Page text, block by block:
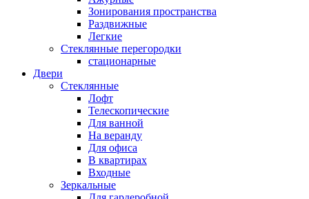
Зонирования пространства
Раздвижные
Легкие
Стеклянные перегородки
стационарные
Двери
Стеклянные
Лофт
Телескопические
Для ванной
На веранду
Для офиса
В квартирах
Входные
Зеркальные